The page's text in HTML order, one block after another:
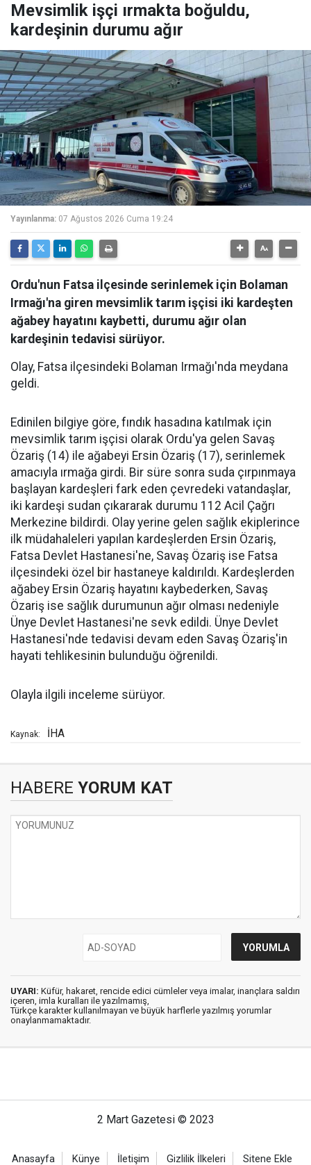
Mevsimlik işçi ırmakta boğuldu,
kardeşinin durumu ağır
Yayınlanma: 07 Ağustos 2026 Cuma 19:24
Ordu'nun Fatsa ilçesinde serinlemek için Bolaman
Irmağı'na giren mevsimlik tarım işçisi iki kardeşten
ağabey hayatını kaybetti, durumu ağır olan
kardeşinin tedavisi sürüyor.
Olay, Fatsa ilçesindeki Bolaman Irmağı'nda meydana
geldi.
Edinilen bilgiye göre, fındık hasadına katılmak için
mevsimlik tarım işçisi olarak Ordu'ya gelen Savaş
Özariş (14) ile ağabeyi Ersin Özariş (17), serinlemek
amacıyla ırmağa girdi. Bir süre sonra suda çırpınmaya
başlayan kardeşleri fark eden çevredeki vatandaşlar,
iki kardeşi sudan çıkararak durumu 112 Acil Çağrı
Merkezine bildirdi. Olay yerine gelen sağlık ekiplerince
ilk müdahaleleri yapılan kardeşlerden Ersin Özariş,
Fatsa Devlet Hastanesi'ne, Savaş Özariş ise Fatsa
ilçesindeki özel bir hastaneye kaldırıldı. Kardeşlerden
ağabey Ersin Özariş hayatını kaybederken, Savaş
Özariş ise sağlık durumunun ağır olması nedeniyle
Ünye Devlet Hastanesi'ne sevk edildi. Ünye Devlet
Hastanesi'nde tedavisi devam eden Savaş Özariş'in
hayati tehlikesinin bulunduğu öğrenildi.
Olayla ilgili inceleme sürüyor.
Kaynak: İHA
HABERE YORUM KAT
UYARI: Küfür, hakaret, rencide edici cümleler veya imalar, inançlara saldırı
içeren, imla kuralları ile yazılmamış,
Türkçe karakter kullanılmayan ve büyük harflerle yazılmış yorumlar
onaylanmamaktadır.
2 Mart Gazetesi © 2023
Anasayfa Künye İletişim Gizlilik İlkeleri Sitene Ekle